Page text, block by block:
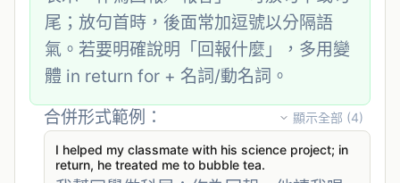
尾；放句首時，後面常加逗號以分隔語
氣。若要明確說明「回報什麼」，多用變
體 in return for + 名詞/動名詞。
合併形式範例：
顯示全部 (4)
I helped my classmate with his science project; in
return, he treated me to bubble tea.